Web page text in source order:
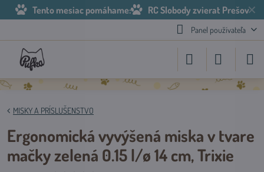
✕
Tento mesiac pomáhame: RC Slobody zvierat Prešov
Panel používateľa
MISKY A PRÍSLUŠENSTVO
Ergonomická vyvýšená miska v tvare
mačky zelená 0.15 l/ø 14 cm, Trixie